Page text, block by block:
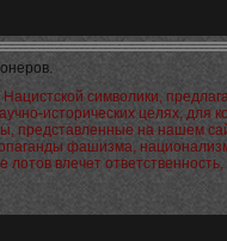
символики,
исторических целях,
представленные на нашем
фашизма,
лотов влечет